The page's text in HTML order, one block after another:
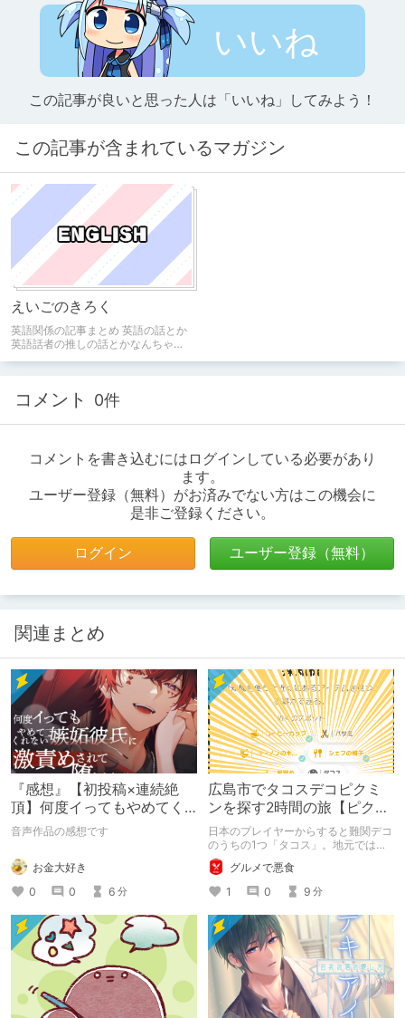
いいね
この記事が良いと思った人は「いいね」してみよう！
この記事が含まれているマガジン
えいごのきろく
英語関係の記事まとめ 英語の話とか
英語話者の推しの話とかなんちゃっ
コメント 0件
コメントを書き込むにはログインしている必要があり
ます。
ユーザー登録（無料）がお済みでない方はこの機会に
是非ご登録ください。
ログイン ユーザー登録（無料）
関連まとめ
『感想』【初投稿×連続絶
頂】何度イってもやめてく
れない嫉妬彼氏に激責めさ
音声作品の感想です
お金大好き
0
0 6 分
広島市でタコスデコピクミ
ンを探す2時間の旅【ピクミ
ンブルーム / Pikmin
Bloom】
日本のプレイヤーからすると難関デコ
のうちの1つ「タコス」。地元では見
つけられなかった男が広島で探す旅を
お送りします。ねくすと5月のテーマ
「お出かけの記録」。
グルメで悪食
1
0 9 分